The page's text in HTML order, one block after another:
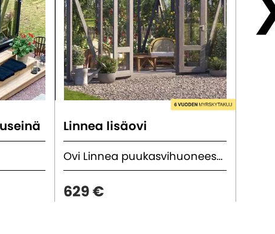
Linnea lisäovi
Ovi Linnea puukasvihuoneeseen
629 €